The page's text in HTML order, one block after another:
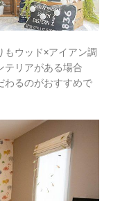
もウッド×アイアン調
テリアがある場合
わるのがおすすめで